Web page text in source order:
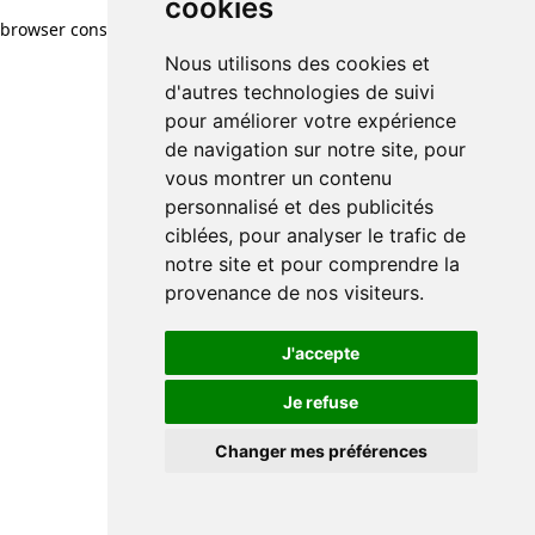
cookies
Nous utilisons des cookies et
d'autres technologies de suivi
pour améliorer votre expérience
de navigation sur notre site, pour
vous montrer un contenu
personnalisé et des publicités
ciblées, pour analyser le trafic de
notre site et pour comprendre la
provenance de nos visiteurs.
J'accepte
Je refuse
Changer mes préférences
browser console for more information)